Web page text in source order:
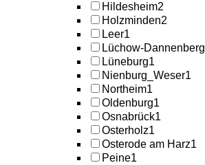
Hildesheim2
Holzminden2
Leer1
Lüchow-Dannenberg
Lüneburg1
Nienburg_Weser1
Northeim1
Oldenburg1
Osnabrück1
Osterholz1
Osterode am Harz1
Peine1